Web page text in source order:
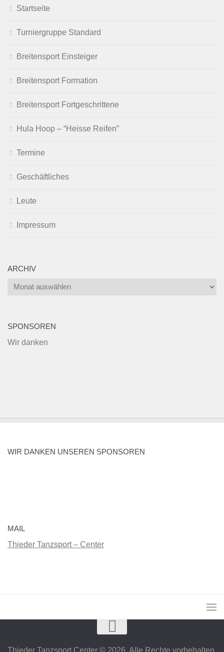
Startseite
Turniergruppe Standard
Breitensport Einsteiger
Breitensport Formation
Breitensport Fortgeschrittene
Hula Hoop – “Heisse Reifen”
Termine
Geschäftliches
Leute
Impressum
ARCHIV
Archiv
SPONSOREN
Wir danken
WIR DANKEN UNSEREN SPONSOREN
MAIL
Thieder Tanzsport – Center
Thieder Tanzsport Center © 2026. Alle Rechte vorbehalten.